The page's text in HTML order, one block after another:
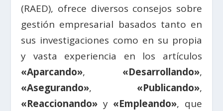
(RAED), ofrece diversos consejos sobre
gestión empresarial basados tanto en
sus investigaciones como en su propia
y vasta experiencia en los artículos
«Aparcando», «Desarrollando»,
«Asegurando», «Publicando»,
«Reaccionando» y «Empleando», que